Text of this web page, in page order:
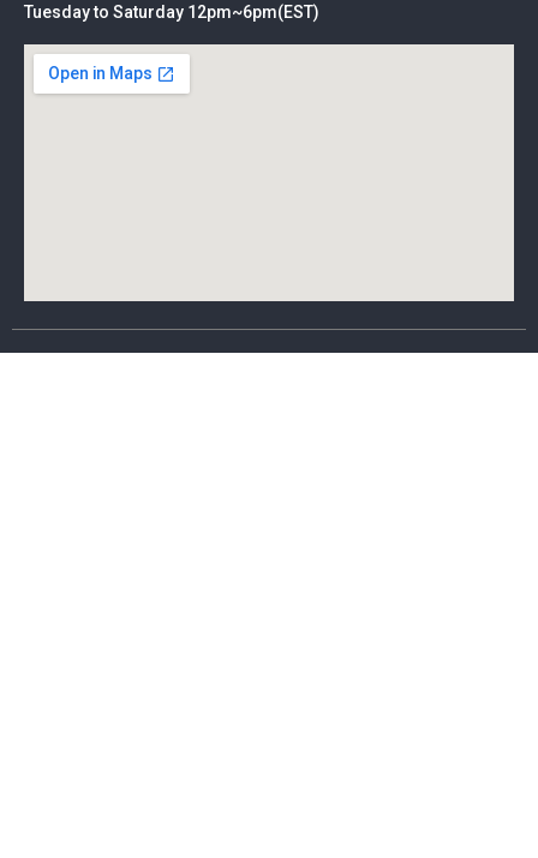
Tuesday to Saturday 12pm~6pm(EST)